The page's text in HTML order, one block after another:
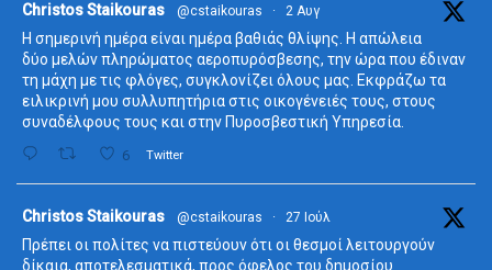
Christos Staikouras @cstaikouras · 2 Αυγ
Η σημερινή ημέρα είναι ημέρα βαθιάς θλίψης. Η απώλεια
δύο μελών πληρώματος αεροπυρόσβεσης, την ώρα που έδιναν
τη μάχη με τις φλόγες, συγκλονίζει όλους μας. Εκφράζω τα
ειλικρινή μου συλλυπητήρια στις οικογένειές τους, στους
συναδέλφους τους και στην Πυροσβεστική Υπηρεσία.
6 Twitter
Christos Staikouras @cstaikouras · 27 Ιούλ
Πρέπει οι πολίτες να πιστεύουν ότι οι θεσμοί λειτουργούν
δίκαια, αποτελεσματικά, προς όφελος του δημοσίου